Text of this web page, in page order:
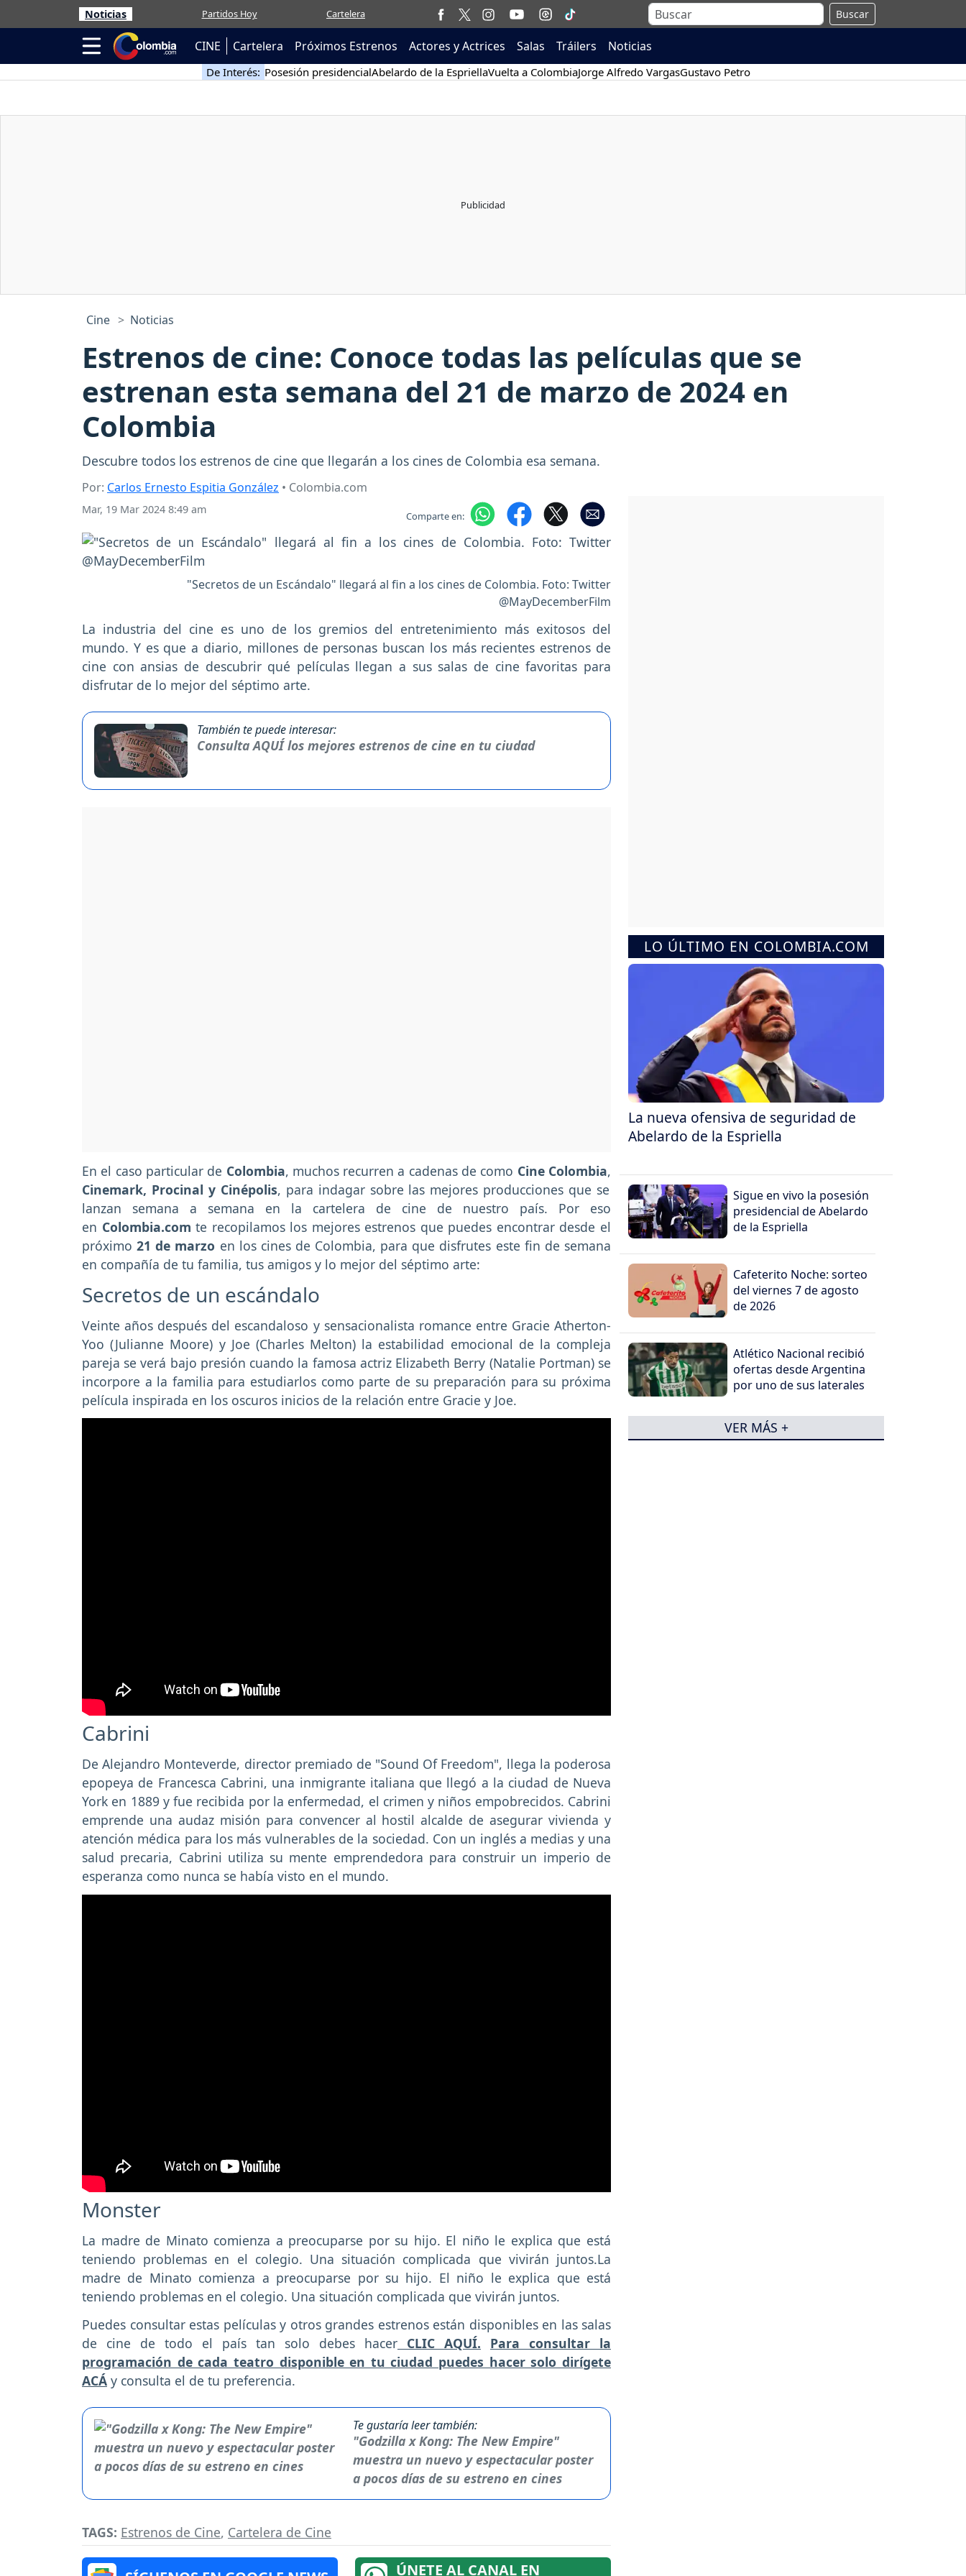
Noticias Partidos Hoy Cartelera Buscar
CINE Cartelera Próximos Estrenos Actores y Actrices Salas Tráilers Noticias
De Interés: Posesión presidencialAbelardo de la EspriellaVuelta a ColombiaJorge Alfredo VargasGustavo Petro
Cine Noticias
Estrenos de cine: Conoce todas las películas que se
estrenan esta semana del 21 de marzo de 2024 en
Colombia
Descubre todos los estrenos de cine que llegarán a los cines de Colombia esa semana.
Por: Carlos Ernesto Espitia González • Colombia.com
Mar, 19 Mar 2024 8:49 am Comparte en:
"Secretos de un Escándalo" llegará al fin a los cines de Colombia. Foto: Twitter
@MayDecemberFilm
La industria del cine es uno de los gremios del entretenimiento más exitosos del
mundo. Y es que a diario, millones de personas buscan los más recientes estrenos de
cine con ansias de descubrir qué películas llegan a sus salas de cine favoritas para
disfrutar de lo mejor del séptimo arte.
También te puede interesar:
Consulta AQUÍ los mejores estrenos de cine en tu ciudad
En el caso particular de Colombia, muchos recurren a cadenas de como Cine Colombia,
Cinemark, Procinal y Cinépolis, para indagar sobre las mejores producciones que se
lanzan semana a semana en la cartelera de cine de nuestro país. Por eso
en Colombia.comte recopilamos los mejores estrenos que puedes encontrar desde el
próximo21 de marzo en los cines de Colombia, para que disfrutes este fin de semana
en compañía de tu familia, tus amigos y lo mejor del séptimo arte:
Secretos de un escándalo
Veinte años después del escandaloso y sensacionalista romance entre Gracie Atherton-
Yoo (Julianne Moore) y Joe (Charles Melton) la estabilidad emocional de la compleja
pareja se verá bajo presión cuando la famosa actriz Elizabeth Berry (Natalie Portman) se
incorpore a la familia para estudiarlos como parte de su preparación para su próxima
película inspirada en los oscuros inicios de la relación entre Gracie y Joe.
Cabrini
De Alejandro Monteverde, director premiado de "Sound Of Freedom", llega la poderosa
epopeya de Francesca Cabrini, una inmigrante italiana que llegó a la ciudad de Nueva
York en 1889 y fue recibida por la enfermedad, el crimen y niños empobrecidos. Cabrini
emprende una audaz misión para convencer al hostil alcalde de asegurar vivienda y
atención médica para los más vulnerables de la sociedad. Con un inglés a medias y una
salud precaria, Cabrini utiliza su mente emprendedora para construir un imperio de
esperanza como nunca se había visto en el mundo.
Monster
La madre de Minato comienza a preocuparse por su hijo. El niño le explica que está
teniendo problemas en el colegio. Una situación complicada que vivirán juntos.La
madre de Minato comienza a preocuparse por su hijo. El niño le explica que está
teniendo problemas en el colegio. Una situación complicada que vivirán juntos.
Puedes consultar estas películas y otros grandes estrenos están disponibles en las salas
de cine de todo el país tan solo debes hacer CLIC AQUÍ.
Para consultar la
programación de cada teatro disponible en tu ciudad puedes hacer solo dirígete
ACÁ y consulta el de tu preferencia.
Te gustaría leer también:
"Godzilla x Kong: The New Empire"
muestra un nuevo y espectacular poster
a pocos días de su estreno en cines
TAGS: Estrenos de Cine, Cartelera de Cine
ÚNETE AL CANAL EN
LO ÚLTIMO EN COLOMBIA.COM
La nueva ofensiva de seguridad de
Abelardo de la Espriella
Sigue en vivo la posesión
presidencial de Abelardo
de la Espriella
Cafeterito Noche: sorteo
del viernes 7 de agosto
de 2026
Atlético Nacional recibió
ofertas desde Argentina
por uno de sus laterales
VER MÁS +